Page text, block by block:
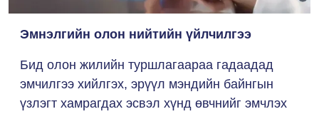
Эмнэлгийн олон нийтийн үйлчилгээ
Бид олон жилийн туршлагаараа гадаадад
эмчилгээ хийлгэх, эрүүл мэндийн байнгын
үзлэгт хамрагдах эсвэл хүнд өвчнийг эмчлэх